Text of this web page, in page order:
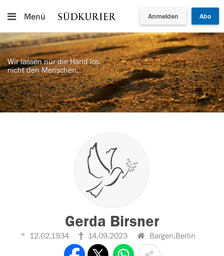
Menü Anmelden Abo
Wir lassen nur die Hand los,
nicht den Menschen.
Gerda Birsner
12.02.1934 14.09.2023 Bargen,Berlin